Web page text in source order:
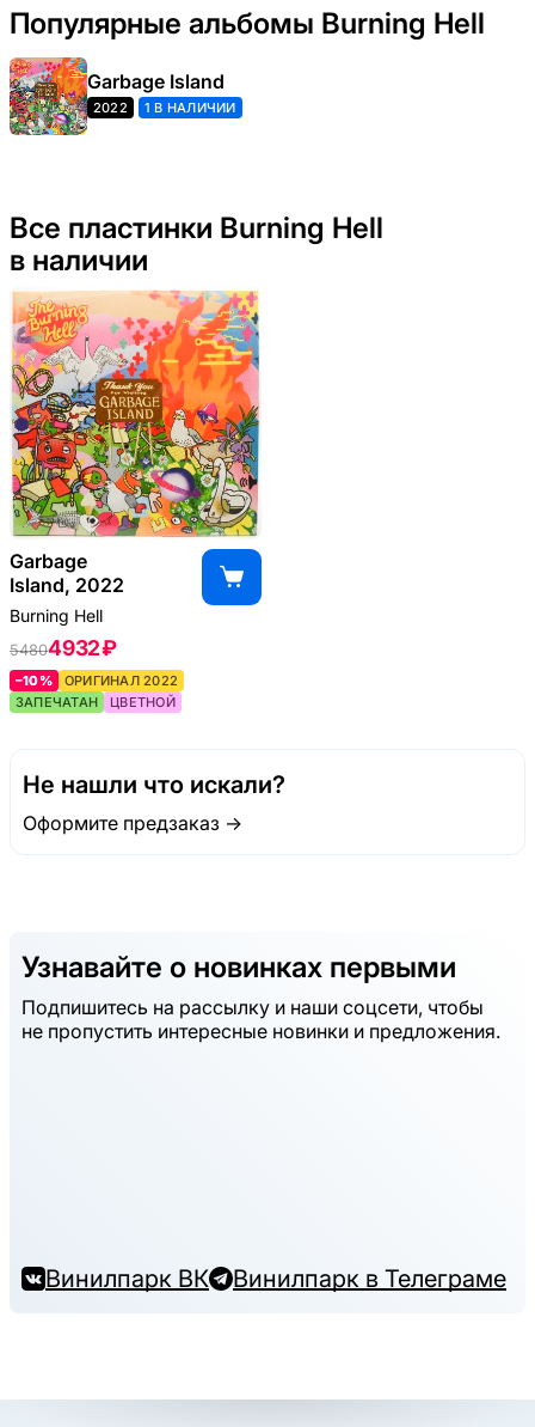
Популярные альбомы Burning Hell
Garbage Island
2022 1 В НАЛИЧИИ
Все пластинки Burning Hell
в наличии
Garbage
Island, 2022
Burning Hell
54804932 ₽
–10%
ОРИГИНАЛ 2022
ЗАПЕЧАТАН
ЦВЕТНОЙ
Не нашли что искали?
Оформите предзаказ →
Узнавайте о новинках первыми
Подпишитесь на рассылку и наши соцсети, чтобы
не пропустить интересные новинки и предложения.
Винилпарк ВК Винилпарк в Телеграме